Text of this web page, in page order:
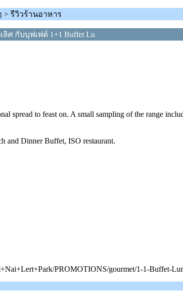
> รีวิวร้านอาหาร
ศ กับบุฟเฟต์ 1+1 Buffet Lu
spread to feast on. A small sampling of the range
and Dinner Buffet, ISO restaurant.
PROMOTIONS/gourmet/1-1-Buffet-